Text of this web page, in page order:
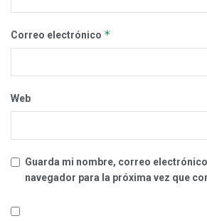
Correo electrónico *
Web
Guarda mi nombre, correo electrónico
navegador para la próxima vez que